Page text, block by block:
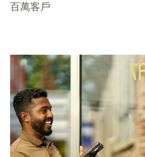
百萬客戶